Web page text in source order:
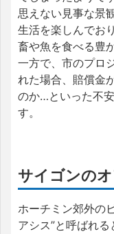
思えない見事な景
生活を楽しんでお
畜や魚を食べる豊
一方で、市のプロ
れた場合、賠償金
のか…といった不
す。
サイゴンの
ホーチミン郊外の
アシス”と呼ばれ